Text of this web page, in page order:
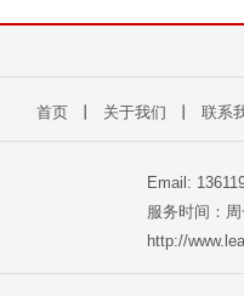
首页 关于我们 联系
Email:
服务时间：
http://